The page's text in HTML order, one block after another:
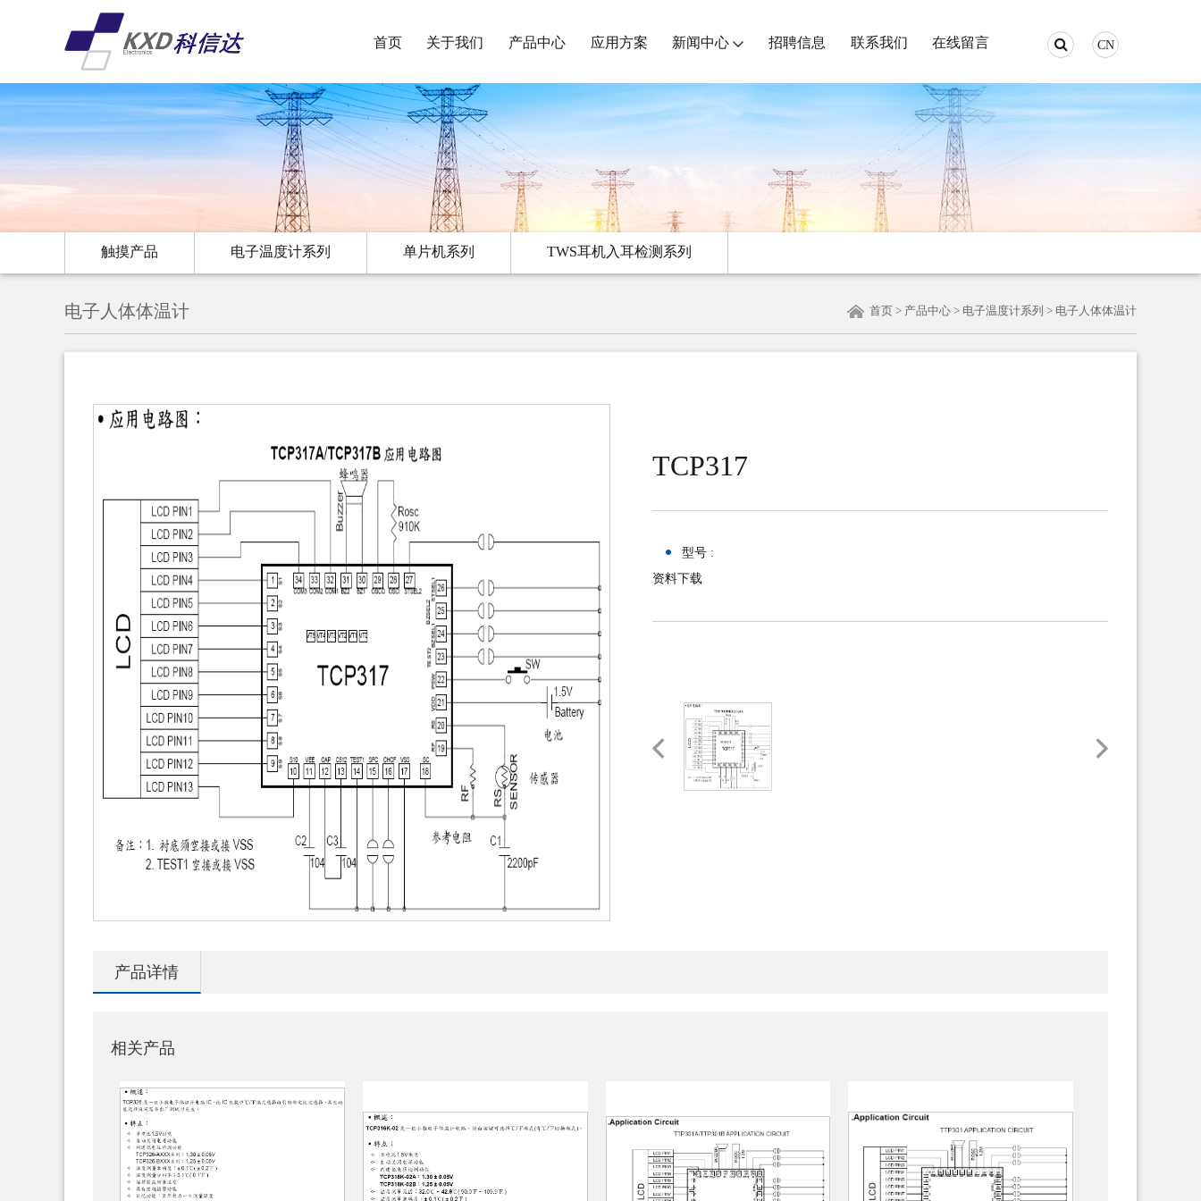
CN
首页 关于我们 产品中心 应用方案 新闻中心 招聘信息 联系我们 在线留言
触摸产品 电子温度计系列 单片机系列 TWS耳机入耳检测系列
电子人体体温计 首页 > 产品中心 > 电子温度计系列 > 电子人体体温计
TCP317
型号 :
资料下载
产品详情
相关产品